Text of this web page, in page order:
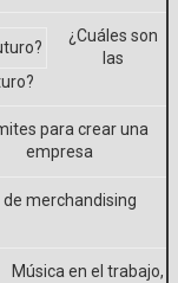
¿Cuáles son
las
para crear una
empresa
de merchandising
Música en el trabajo,